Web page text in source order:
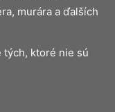
murára a ďalších
tých, ktoré nie sú